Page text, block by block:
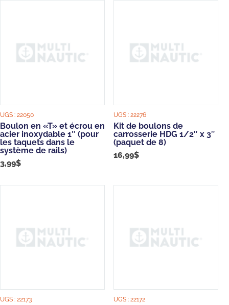
UGS : 22050
Boulon en «T» et écrou en
acier inoxydable 1″ (pour
les taquets dans le
système de rails)
3,99$
UGS :22276
Kit de boulons de
carrosserie HDG 1/2″ x 3″
(paquet de 8)
16,99$
UGS : 22173 UGS :22172